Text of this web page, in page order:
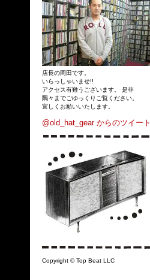
店長の岡田です。
いらっしゃいませ!!
アクセス有難うございます。 是非
隅々までごゆっくりご覧ください。
宜しくお願いいたします。
@old_hat_gear からのツイート
Copyright © Top Beat LLC